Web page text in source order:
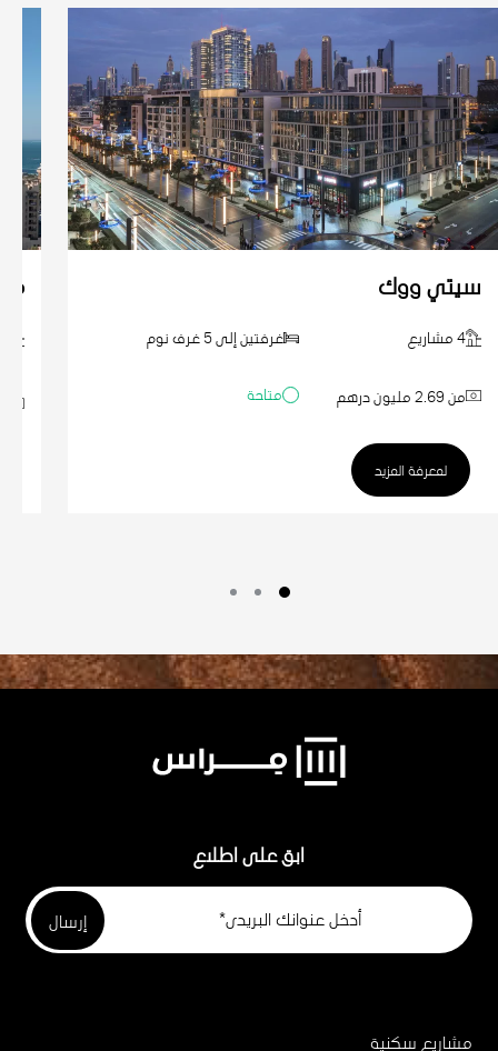
سيتي ووك
4 مشاريع غرفتين إلى 5 غرف نوم
من 2.69 مليون درهم متاحة
لمعرفة المزيد
ابق على اطلاع
مشاريع سكنية